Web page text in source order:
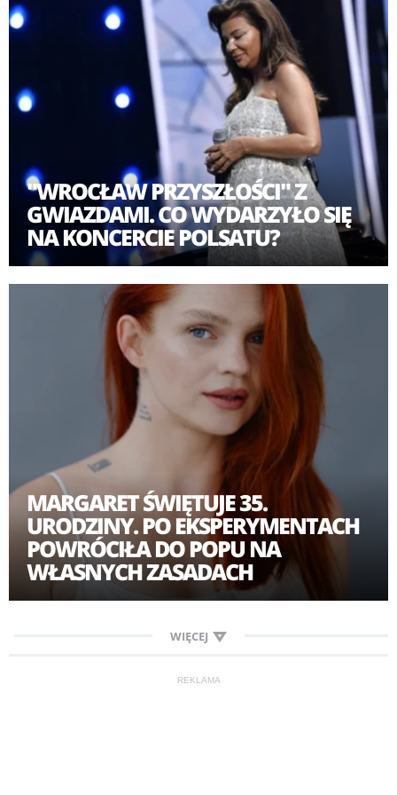
"WROCŁAW PRZYSZŁOŚCI" Z
GWIAZDAMI. CO WYDARZYŁO SIĘ
NA KONCERCIE POLSATU?
MARGARET ŚWIĘTUJE 35.
URODZINY. PO EKSPERYMENTACH
POWRÓCIŁA DO POPU NA
WŁASNYCH ZASADACH
WIĘCEJ
REKLAMA